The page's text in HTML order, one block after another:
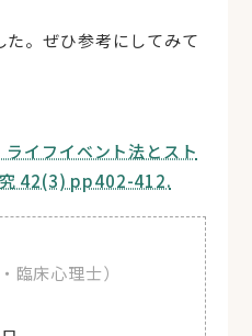
た。ぜひ参考にしてみて
イフイベント法とスト
42(3) pp402-412.
臨床心理士）